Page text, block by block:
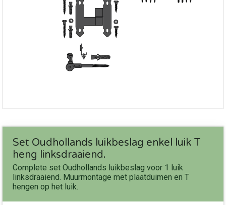
Set Oudhollands luikbeslag enkel luik T
heng linksdraaiend.
Complete set Oudhollands luikbeslag voor 1 luik
linksdraaiend. Muurmontage met plaatduimen en T
hengen op het luik.